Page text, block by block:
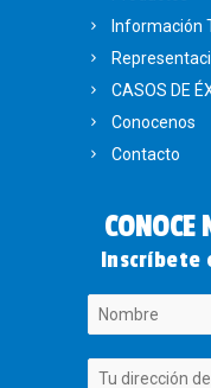
Información
CASOS DE
Conocenos
Contacto
CONOCE
Inscríbete